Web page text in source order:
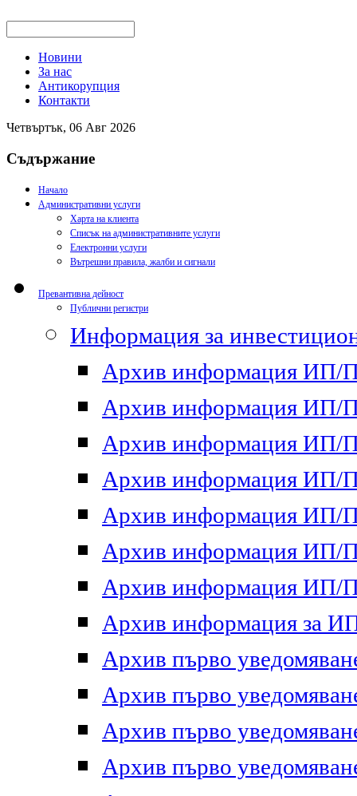
Новини
За нас
Антикорупция
Контакти
Четвъртък, 06 Авг 2026
Съдържание
Начало
Административни услуги
Харта на клиента
Списък на административните услуги
Електронни услуги
Вътрешни правила, жалби и сигнали
Превантивна дейност
Публични регистри
Информация за
Архив информация ИП/
Архив информация ИП/
Архив информация ИП/
Архив информация ИП/
Архив информация ИП/
Архив информация ИП/
Архив информация ИП/
Архив информация за
Архив първо
Архив първо
Архив първо
Архив първо